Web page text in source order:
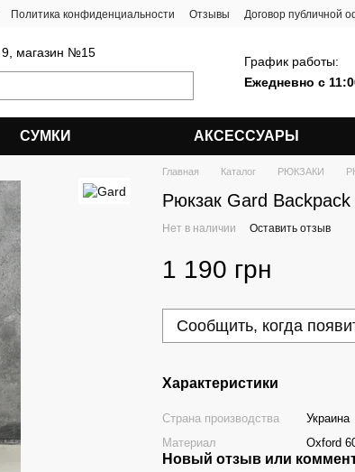
Политика конфиденциальности Отзывы Договор публичной
9, магазин №15
График работы:
Ежедневно с
СУМКИ АКСЕССУАРЫ
Главная Каталог РЮКЗАКИ
Рюкзак Gard
Нет в наличии Оставить отзыв
1 190 грн
Сообщить, когда
Характеристики
Страна производства
Украина
Материал
Oxford
Новый отзыв или